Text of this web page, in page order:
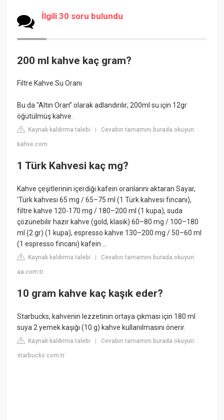
İlgili 30 soru bulundu
200 ml kahve kaç gram?
Filtre Kahve Su Oranı
Bu da "Altın Oran” olarak adlandırılır; 200ml su için 12gr
öğütülmüş kahve .
Kaynak kaldırma talebi |Cevabın tamamını burada okuyun:
kahve.com
1 Türk Kahvesi kaç mg?
Kahve çeşitlerinin içerdiği kafein oranlarını aktaran Sayar,
'Türk kahvesi 65 mg / 65–75 ml (1 Türk kahvesi fincanı),
filtre kahve 120-170 mg / 180–200 ml (1 kupa), suda
çözünebilir hazır kahve (gold, klasik) 60–80 mg / 100–180
ml (2 gr) (1 kupa), espresso kahve 130–200 mg / 50–60 ml
(1 espresso fincanı) kafein ...
Kaynak kaldırma talebi |Cevabın tamamını burada okuyun:
aa.com.tr
10 gram kahve kaç kaşık eder?
Starbucks, kahvenin lezzetinin ortaya çıkması için 180 ml
suya 2 yemek kaşığı (10 g) kahve kullanılmasını önerir.
Kaynak kaldırma talebi |Cevabın tamamını burada okuyun:
starbucks.com.tr